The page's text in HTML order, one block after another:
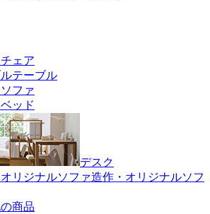
チェア
テーブル
ソファ
ベッド
デスク
造作・オリジナルソフ